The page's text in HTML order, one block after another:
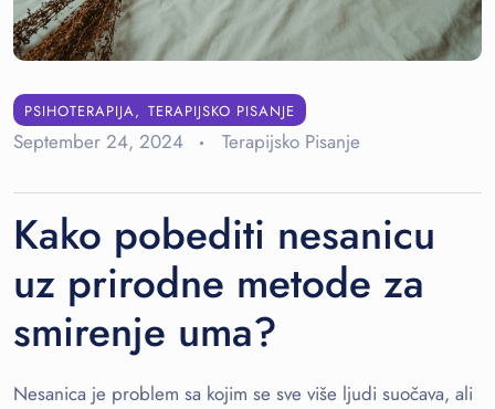
PSIHOTERAPIJA TERAPIJSKO PISANJE
September 24, 2024 Terapijsko Pisanje
Kako pobediti nesanicu
uz prirodne metode za
smirenje uma?
Nesanica je problem sa kojim se sve više ljudi suočava, ali